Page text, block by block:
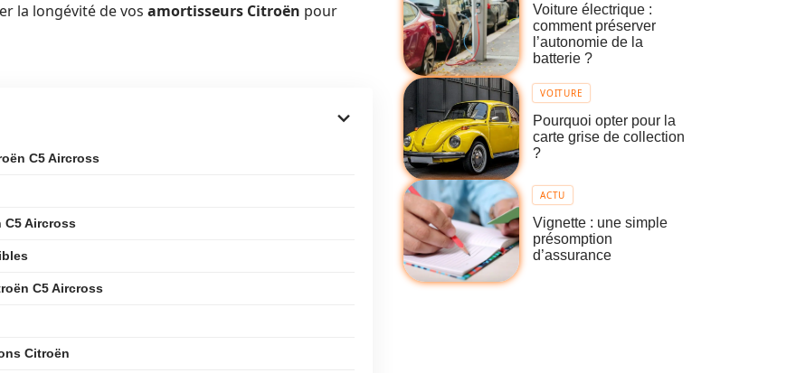
la longévité de vos amortisseurs Citroën pour
C5 Aircross
Aircross
C5 Aircross
Citroën
Voiture électrique :
comment préserver
l’autonomie de la
batterie ?
VOITURE
Pourquoi opter pour la
carte grise de collection
?
ACTU
Vignette : une simple
présomption
d’assurance